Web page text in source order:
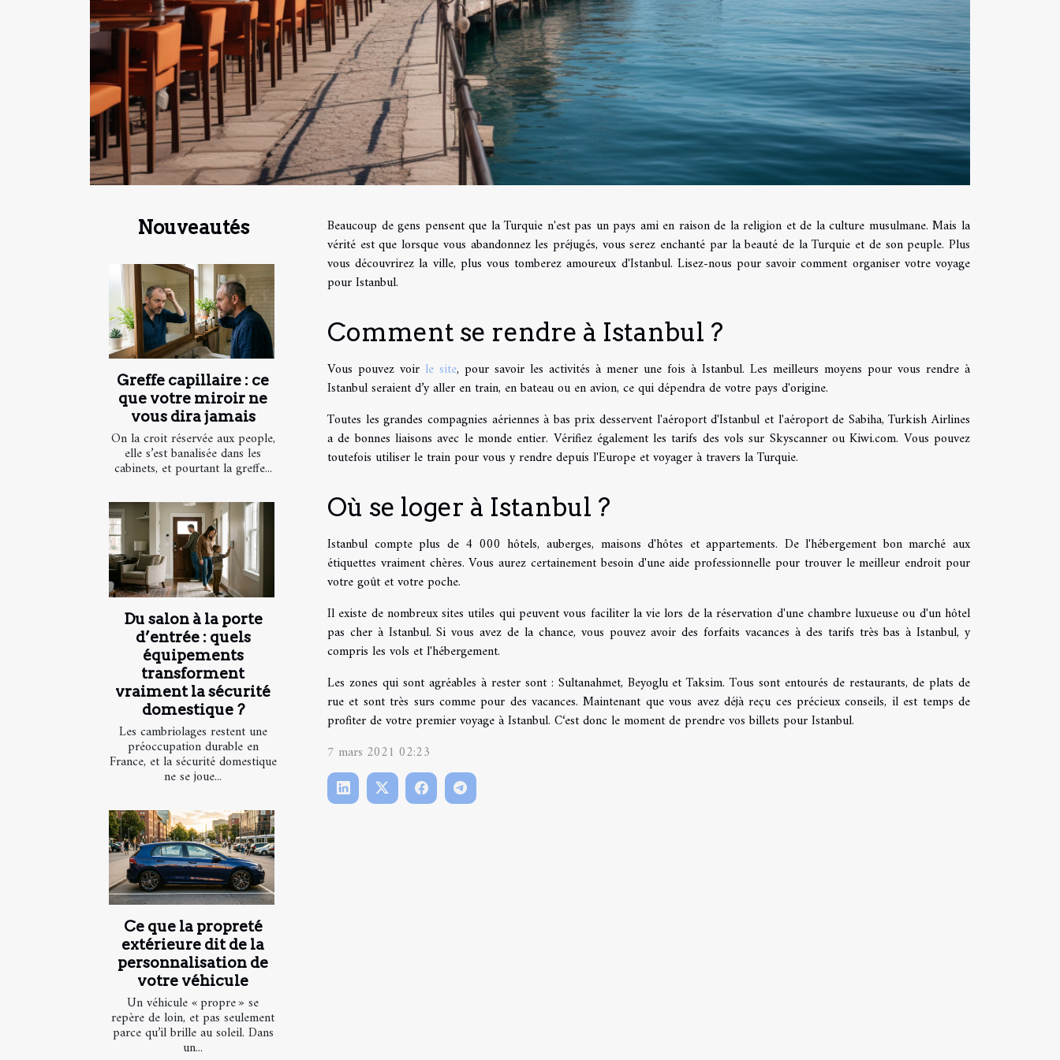
Nouveautés
Greffe capillaire : ce
que votre miroir ne
vous dira jamais
On la croit réservée aux people,
elle s’est banalisée dans les
cabinets, et pourtant la greffe...
Du salon à la porte
d’entrée : quels
équipements
transforment
vraiment la sécurité
domestique ?
Les cambriolages restent une
préoccupation durable en
France, et la sécurité domestique
ne se joue...
Ce que la propreté
extérieure dit de la
personnalisation de
votre véhicule
Un véhicule « propre » se
repère de loin, et pas seulement
parce qu’il brille au soleil. Dans
un...
Beaucoup de gens pensent que la Turquie n'est pas un pays ami en raison de la religion et de la culture musulmane. Mais la
vérité est que lorsque vous abandonnez les préjugés, vous serez enchanté par la beauté de la Turquie et de son peuple. Plus
vous découvrirez la ville, plus vous tomberez amoureux d'Istanbul. Lisez-nous pour savoir comment organiser votre voyage
pour Istanbul.
Comment se rendre à Istanbul ?
Vous pouvez voir le site, pour savoir les activités à mener une fois à Istanbul. Les meilleurs moyens pour vous rendre à
Istanbul seraient d’y aller en train, en bateau ou en avion, ce qui dépendra de votre pays d'origine.
Toutes les grandes compagnies aériennes à bas prix desservent l'aéroport d'Istanbul et l'aéroport de Sabiha, Turkish Airlines
a de bonnes liaisons avec le monde entier. Vérifiez également les tarifs des vols sur Skyscanner ou Kiwi.com. Vous pouvez
toutefois utiliser le train pour vous y rendre depuis l'Europe et voyager à travers la Turquie.
Où se loger à Istanbul ?
Istanbul compte plus de 4 000 hôtels, auberges, maisons d'hôtes et appartements. De l'hébergement bon marché aux
étiquettes vraiment chères. Vous aurez certainement besoin d'une aide professionnelle pour trouver le meilleur endroit pour
votre goût et votre poche.
Il existe de nombreux sites utiles qui peuvent vous faciliter la vie lors de la réservation d'une chambre luxueuse ou d'un hôtel
pas cher à Istanbul. Si vous avez de la chance, vous pouvez avoir des forfaits vacances à des tarifs très bas à Istanbul, y
compris les vols et l'hébergement.
Les zones qui sont agréables à rester sont : Sultanahmet, Beyoglu et Taksim. Tous sont entourés de restaurants, de plats de
rue et sont très surs comme pour des vacances. Maintenant que vous avez déjà reçu ces précieux conseils, il est temps de
profiter de votre premier voyage à Istanbul. C‘est donc le moment de prendre vos billets pour Istanbul.
7 mars 2021 02:23